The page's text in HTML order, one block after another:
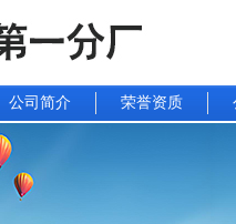
公司简介 荣誉资质